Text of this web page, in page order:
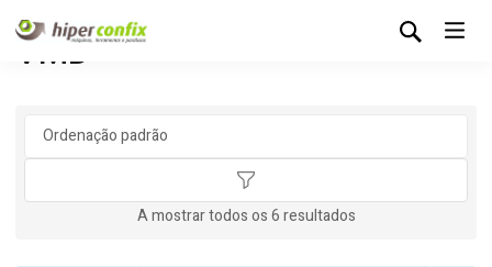
VMD
A mostrar todos os 6 resultados